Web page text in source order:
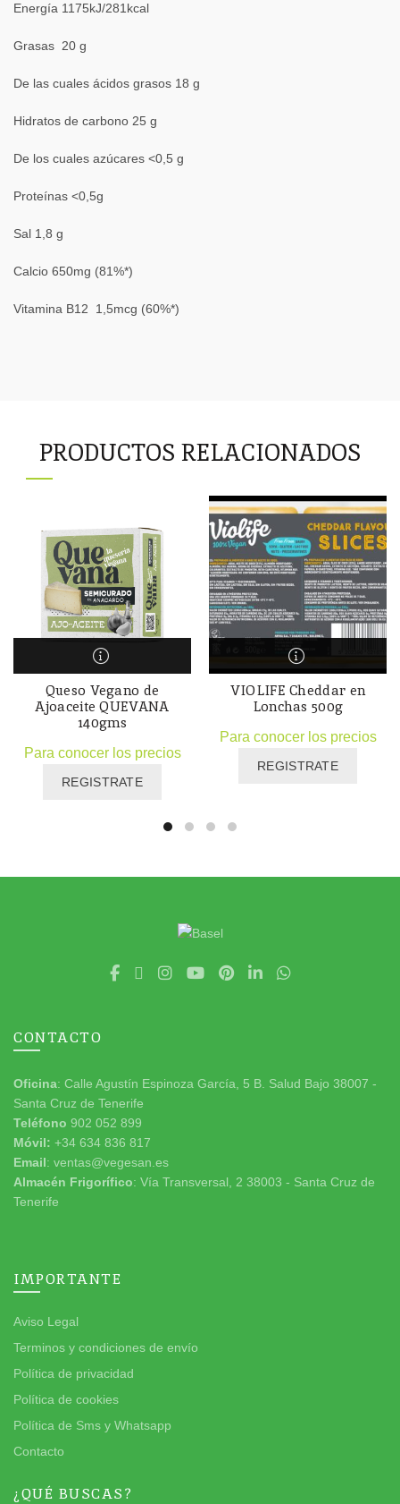
Energía 1175kJ/281kcal
Grasas 20 g
De las cuales ácidos grasos 18 g
Hidratos de carbono 25 g
De los cuales azúcares <0,5 g
Proteínas <0,5g
Sal 1,8 g
Calcio 650mg (81%*)
Vitamina B12 1,5mcg (60%*)
PRODUCTOS RELACIONADOS
Queso Vegano de
Ajoaceite QUEVANA
140gms
Para conocer los precios
REGISTRATE
VIOLIFE Cheddar en
Lonchas 500g
Para conocer los precios
REGISTRATE
CONTACTO
Oficina: Calle Agustín Espinoza García, 5 B. Salud Bajo 38007 -
Santa Cruz de Tenerife
Teléfono 902 052 899
Móvil: +34 634 836 817
Email: ventas@vegesan.es
Almacén Frigorífico: Vía Transversal, 2 38003 - Santa Cruz de
Tenerife
IMPORTANTE
Aviso Legal
Terminos y condiciones de envío
Política de privacidad
Política de cookies
Política de Sms y Whatsapp
Contacto
¿QUÉ BUSCAS?